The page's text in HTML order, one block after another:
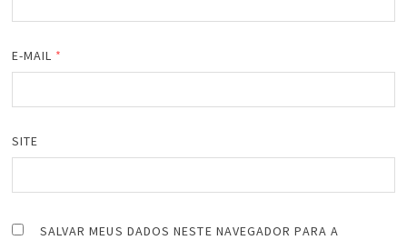
E-MAIL *
SITE
SALVAR MEUS DADOS NESTE NAVEGADOR PARA A